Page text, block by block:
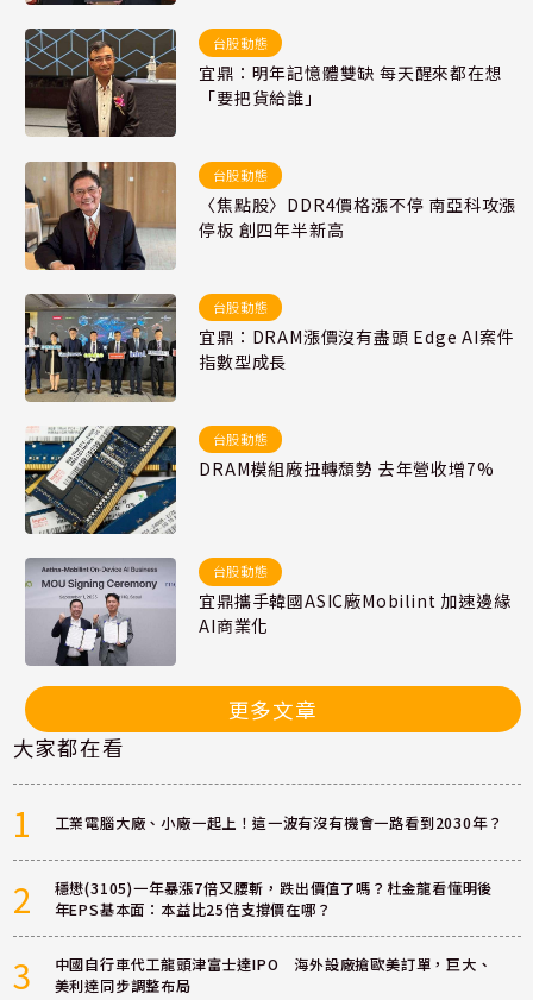
台股動態
宜鼎：明年記憶體雙缺 每天醒來都在想
「要把貨給誰」
台股動態
〈焦點股〉DDR4價格漲不停 南亞科攻漲
停板 創四年半新高
台股動態
宜鼎：DRAM漲價沒有盡頭 Edge AI案件
指數型成長
台股動態
DRAM模組廠扭轉頹勢 去年營收增7%
台股動態
宜鼎攜手韓國ASIC廠Mobilint 加速邊緣
AI商業化
更多文章
大家都在看
1 工業電腦大廠、小廠一起上！這一波有沒有機會一路看到2030年？
2
穩懋(3105)一年暴漲7倍又腰斬，跌出價值了嗎？杜金龍看懂明後
年EPS基本面：本益比25倍支撐價在哪？
3
中國自行車代工龍頭津富士達IPO 海外設廠搶歐美訂單，巨大、
美利達同步調整布局